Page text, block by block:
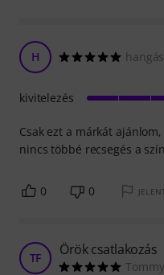
H
Csak ezt a márkát
nincs többé recsegés a
kivitelezés
0 0
TF Örök csatlakozás